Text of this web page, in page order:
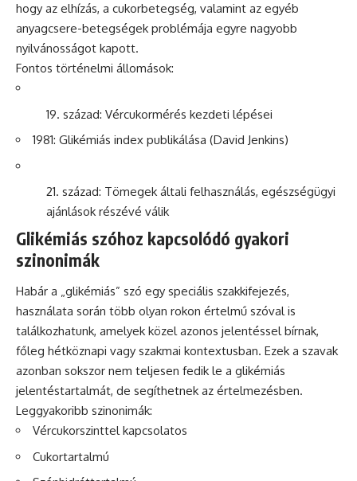
hogy az elhízás, a cukorbetegség, valamint az egyéb
anyagcsere-betegségek problémája egyre nagyobb
nyilvánosságot kapott.
Fontos történelmi állomások:
század: Vércukormérés kezdeti lépései
1981: Glikémiás index publikálása (David Jenkins)
század: Tömegek általi felhasználás, egészségügyi
ajánlások részévé válik
Glikémiás szóhoz kapcsolódó gyakori
szinonimák
Habár a „glikémiás” szó egy speciális szakkifejezés,
használata során több olyan rokon értelmű szóval is
találkozhatunk, amelyek közel azonos jelentéssel bírnak,
főleg hétköznapi vagy szakmai kontextusban. Ezek a szavak
azonban sokszor nem teljesen fedik le a glikémiás
jelentéstartalmát, de segíthetnek az értelmezésben.
Leggyakoribb szinonimák:
Vércukorszinttel kapcsolatos
Cukortartalmú